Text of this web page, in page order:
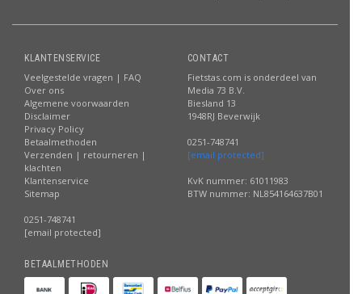
KLANTENSERVICE
Veelgestelde vragen | FAQ
Over ons
Algemene voorwaarden
Disclaimer
Privacy Policy
Betaalmethoden
Verzenden | retourneren |
klachten
Klantenservice
Sitemap
0251-748741
[email protected]
CONTACT
Fietstas.com is onderdeel van
Media 73 B.V.
Biesland 13
1948RJ Beverwijk
0251-748741
[email protected]
KvK nummer: 61011983
BTW nummer: NL854164637B01
BETAALMETHODEN